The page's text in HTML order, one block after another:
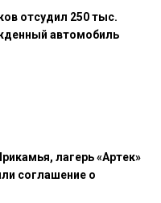
отсудил 250 тыс.
автомобиль
лагерь «Артек»
соглашение о